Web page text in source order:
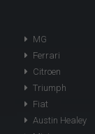
MG
Ferrari
Citroen
Triumph
Fiat
Austin Healey